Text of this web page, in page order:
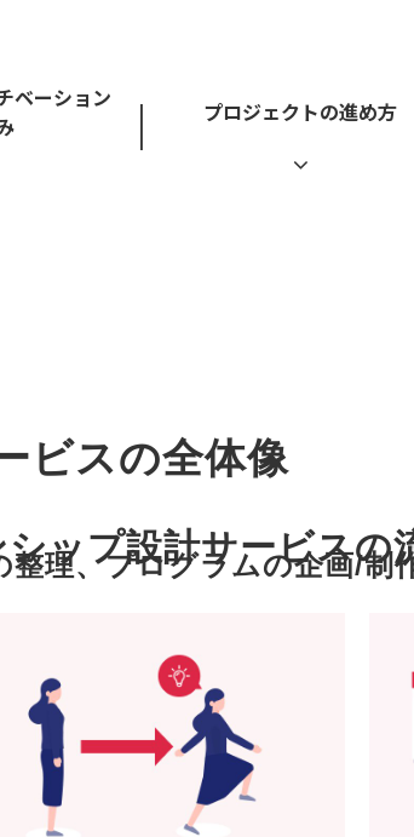
ベーション
プロジェクトの進め方
ビスの全体像
ップ設計サービスの
整理、プログラムの企画/制